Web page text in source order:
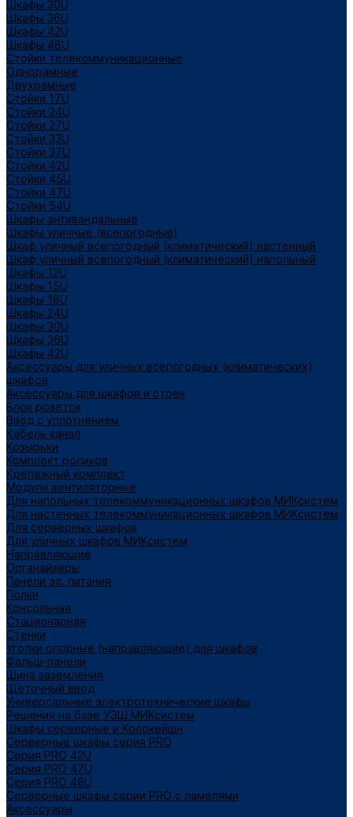
Шкафы 30U
Шкафы 36U
Шкафы 42U
Шкафы 48U
Стойки телекоммуникационные
Однорамные
Двухрамные
Стойки 17U
Стойки 24U
Стойки 27U
Стойки 33U
Стойки 37U
Стойки 42U
Стойки 45U
Стойки 47U
Стойки 54U
Шкафы антивандальные
Шкафы уличные (всепогодные)
Шкаф уличный всепогодный (климатический) настенный
Шкаф уличный всепогодный (климатический) напольный
Шкафы 12U
Шкафы 15U
Шкафы 18U
Шкафы 24U
Шкафы 30U
Шкафы 36U
Шкафы 42U
Аксессуары для уличных всепогодных (климатических)
шкафов
Аксессуары для шкафов и стоек
Блок розеток
Ввод с уплотнением
Кабель канал
Козырьки
Комплект роликов
Крепежный комплект
Модули вентиляторные
Для напольных телекоммуникационных шкафов МИКсистем
Для настенных телекоммуникационных шкафов МИКсистем
Для серверных шкафов
Для уличных шкафов МИКсистем
Направляющие
Органайзеры
Панели эл. питания
Полки
Консольная
Стационарная
Стенки
Уголки опорные (направляющие) для шкафов
Фальш-панели
Шина заземления
Щеточный ввод
Универсальные электротехнические шкафы
Решения на базе УЭШ МИКсистем
Шкафы серверные и Колокейшн
Серверные шкафы серия PRO
Серия PRO 42U
Серия PRO 47U
Серия PRO 48U
Серверные шкафы серии PRO с ламелями
Аксессуары